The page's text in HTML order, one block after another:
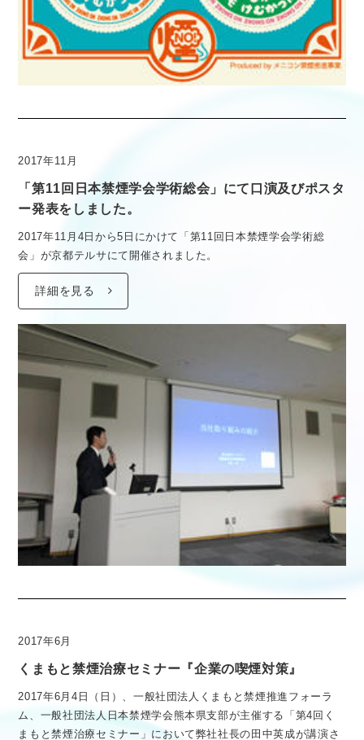
2017年11月
「第11回日本禁煙学会学術総会」にて口演及びポスタ
ー発表をしました。
2017年11月4日から5日にかけて「第11回日本禁煙学会学術総
会」が京都テルサにて開催されました。
詳細を見る
2017年6月
くまもと禁煙治療セミナー『企業の喫煙対策』
2017年6月4日（日）、一般社団法人くまもと禁煙推進フォーラ
ム、一般社団法人日本禁煙学会熊本県支部が主催する「第4回く
まもと禁煙治療セミナー」において弊社社長の田中英成が講演さ